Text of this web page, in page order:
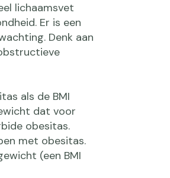
lichaamsvet
Er is een
Denk aan
als de BMI
dat voor
obesitas.
met obesitas.
(een BMI